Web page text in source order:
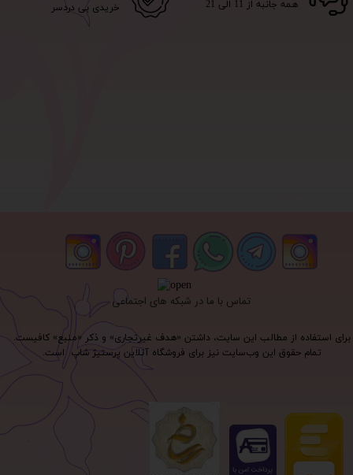
برای استفاده از مطالب این سایت، داشتن «هدف غیرتجاری» و ذکر «منبع» کافیست.
تمام حقوق اين وب‌سايت نیز برای فروشگاه آنلاین پرستیژ شاپ است.
همه جانبه از 11 الی 21 خریدی بی دردسر
تماس با ما در شبکه های اجتماعی